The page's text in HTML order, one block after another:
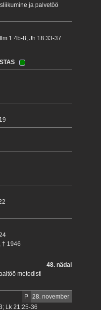
ja palvetöö
1:4b-8; Jh 18:33-37
† 1946
48. nädal
metodisti
P 28. november
Lk 21:25-36